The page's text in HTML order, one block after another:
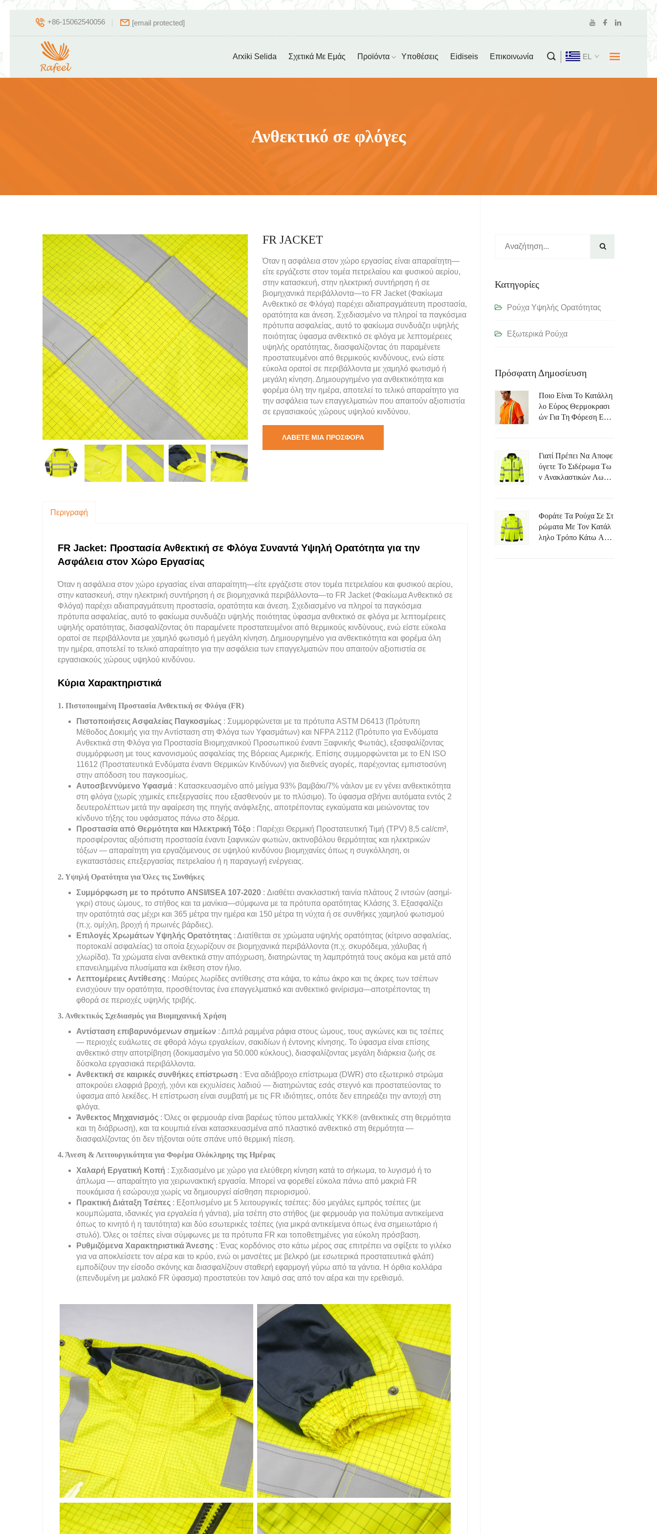
+86-15062540056 [email protected]
Arxiki Selida Σχετικά Με Εμάς Προϊόντα Υποθέσεις Eidiseis Επικοινωνία EL
Ανθεκτικό σε φλόγες
FR JACKET
Όταν η ασφάλεια στον χώρο εργασίας είναι απαραίτητη—
είτε εργάζεστε στον τομέα πετρελαίου και φυσικού αερίου,
στην κατασκευή, στην ηλεκτρική συντήρηση ή σε
βιομηχανικά περιβάλλοντα—το FR Jacket (Φακίωμα
Ανθεκτικό σε Φλόγα) παρέχει αδιαπραγμάτευτη προστασία,
ορατότητα και άνεση. Σχεδιασμένο να πληροί τα παγκόσμια
πρότυπα ασφαλείας, αυτό το φακίωμα συνδυάζει υψηλής
ποιότητας ύφασμα ανθεκτικό σε φλόγα με λεπτομέρειες
υψηλής ορατότητας, διασφαλίζοντας ότι παραμένετε
προστατευμένοι από θερμικούς κινδύνους, ενώ είστε
εύκολα ορατοί σε περιβάλλοντα με χαμηλό φωτισμό ή
μεγάλη κίνηση. Δημιουργημένο για ανθεκτικότητα και
φορέμα όλη την ημέρα, αποτελεί το τελικό απαραίτητο για
την ασφάλεια των επαγγελματιών που απαιτούν αξιοπιστία
σε εργασιακούς χώρους υψηλού κινδύνου.
ΛΆΒΕΤΕ ΜΙΑ ΠΡΟΣΦΟΡΆ
Περιγραφή
FR Jacket: Προστασία Ανθεκτική σε Φλόγα Συναντά Υψηλή Ορατότητα για την
Ασφάλεια στον Χώρο Εργασίας
Όταν η ασφάλεια στον χώρο εργασίας είναι απαραίτητη—είτε εργάζεστε στον τομέα πετρελαίου και φυσικού αερίου,
στην κατασκευή, στην ηλεκτρική συντήρηση ή σε βιομηχανικά περιβάλλοντα—το FR Jacket (Φακίωμα Ανθεκτικό σε
Φλόγα) παρέχει αδιαπραγμάτευτη προστασία, ορατότητα και άνεση. Σχεδιασμένο να πληροί τα παγκόσμια
πρότυπα ασφαλείας, αυτό το φακίωμα συνδυάζει υψηλής ποιότητας ύφασμα ανθεκτικό σε φλόγα με λεπτομέρειες
υψηλής ορατότητας, διασφαλίζοντας ότι παραμένετε προστατευμένοι από θερμικούς κινδύνους, ενώ είστε εύκολα
ορατοί σε περιβάλλοντα με χαμηλό φωτισμό ή μεγάλη κίνηση. Δημιουργημένο για ανθεκτικότητα και φορέμα όλη
την ημέρα, αποτελεί το τελικό απαραίτητο για την ασφάλεια των επαγγελματιών που απαιτούν αξιοπιστία σε
εργασιακούς χώρους υψηλού κινδύνου.
Κύρια Χαρακτηριστικά
1. Πιστοποιημένη Προστασία Ανθεκτική σε Φλόγα (FR)
Πιστοποιήσεις Ασφαλείας Παγκοσμίως : Συμμορφώνεται με τα πρότυπα ASTM D6413 (Πρότυπη
Μέθοδος Δοκιμής για την Αντίσταση στη Φλόγα των Υφασμάτων) και NFPA 2112 (Πρότυπο για Ενδύματα
Ανθεκτικά στη Φλόγα για Προστασία Βιομηχανικού Προσωπικού έναντι Ξαφνικής Φωτιάς), εξασφαλίζοντας
συμμόρφωση με τους κανονισμούς ασφαλείας της Βόρειας Αμερικής. Επίσης συμμορφώνεται με το EN ISO
11612 (Προστατευτικά Ενδύματα έναντι Θερμικών Κινδύνων) για διεθνείς αγορές, παρέχοντας εμπιστοσύνη
στην απόδοση του παγκοσμίως.
Αυτοσβεννύμενο Υφασμά : Κατασκευασμένο από μείγμα 93% βαμβάκι/7% νάιλον με εν γένει ανθεκτικότητα
στη φλόγα (χωρίς χημικές επεξεργασίες που εξασθενούν με το πλύσιμο). Το ύφασμα σβήνει αυτόματα εντός 2
δευτερολέπτων μετά την αφαίρεση της πηγής ανάφλεξης, αποτρέποντας εγκαύματα και μειώνοντας τον
κίνδυνο τήξης του υφάσματος πάνω στο δέρμα.
Προστασία από Θερμότητα και Ηλεκτρική Τόξο : Παρέχει Θερμική Προστατευτική Τιμή (TPV) 8,5 cal/cm²,
προσφέροντας αξιόπιστη προστασία έναντι ξαφνικών φωτιών, ακτινοβόλου θερμότητας και ηλεκτρικών
τόξων — απαραίτητη για εργαζόμενους σε υψηλού κινδύνου βιομηχανίες όπως η συγκόλληση, οι
εγκαταστάσεις επεξεργασίας πετρελαίου ή η παραγωγή ενέργειας.
2. Υψηλή Ορατότητα για Όλες τις Συνθήκες
Συμμόρφωση με το πρότυπο ANSI/ISEA 107-2020 : Διαθέτει ανακλαστική ταινία πλάτους 2 ιντσών (ασημί-
γκρι) στους ώμους, το στήθος και τα μανίκια—σύμφωνα με τα πρότυπα ορατότητας Κλάσης 3. Εξασφαλίζει
την ορατότητά σας μέχρι και 365 μέτρα την ημέρα και 150 μέτρα τη νύχτα ή σε συνθήκες χαμηλού φωτισμού
(π.χ. ομίχλη, βροχή ή πρωινές βάρδιες).
Επιλογές Χρωμάτων Υψηλής Ορατότητας : Διατίθεται σε χρώματα υψηλής ορατότητας (κίτρινο ασφαλείας,
πορτοκαλί ασφαλείας) τα οποία ξεχωρίζουν σε βιομηχανικά περιβάλλοντα (π.χ. σκυρόδεμα, χάλυβας ή
χλωρίδα). Τα χρώματα είναι ανθεκτικά στην απόχρωση, διατηρώντας τη λαμπρότητά τους ακόμα και μετά από
επανειλημμένα πλυσίματα και έκθεση στον ήλιο.
Λεπτομέρειες Αντίθεσης : Μαύρες λωρίδες αντίθεσης στα κάψα, το κάτω άκρο και τις άκρες των τσέπων
ενισχύουν την ορατότητα, προσθέτοντας ένα επαγγελματικό και ανθεκτικό φινίρισμα—αποτρέποντας τη
φθορά σε περιοχές υψηλής τριβής.
3. Ανθεκτικός Σχεδιασμός για Βιομηχανική Χρήση
Αντίσταση επιβαρυνόμενων σημείων : Διπλά ραμμένα ράφια στους ώμους, τους αγκώνες και τις τσέπες
— περιοχές ευάλωτες σε φθορά λόγω εργαλείων, σακιδίων ή έντονης κίνησης. Το ύφασμα είναι επίσης
ανθεκτικό στην αποτρίβηση (δοκιμασμένο για 50.000 κύκλους), διασφαλίζοντας μεγάλη διάρκεια ζωής σε
δύσκολα εργασιακά περιβάλλοντα.
Ανθεκτική σε καιρικές συνθήκες επίστρωση : Ένα αδιάβροχο επίστρωμα (DWR) στο εξωτερικό στρώμα
αποκρούει ελαφριά βροχή, χιόνι και εκχυλίσεις λαδιού — διατηρώντας εσάς στεγνό και προστατεύοντας το
ύφασμα από λεκέδες. Η επίστρωση είναι συμβατή με τις FR ιδιότητες, οπότε δεν επηρεάζει την αντοχή στη
φλόγα.
Άνθεκτος Μηχανισμός : Όλες οι φερμουάρ είναι βαρέως τύπου μεταλλικές YKK® (ανθεκτικές στη θερμότητα
και τη διάβρωση), και τα κουμπιά είναι κατασκευασμένα από πλαστικό ανθεκτικό στη θερμότητα —
διασφαλίζοντας ότι δεν τήξονται ούτε σπάνε υπό θερμική πίεση.
4. Άνεση & Λειτουργικότητα για Φορέμα Ολόκληρης της Ημέρας
Χαλαρή Εργατική Κοπή : Σχεδιασμένο με χώρο για ελεύθερη κίνηση κατά το σήκωμα, το λυγισμό ή το
άπλωμα — απαραίτητο για χειρωνακτική εργασία. Μπορεί να φορεθεί εύκολα πάνω από μακριά FR
πουκάμισα ή εσώρουχα χωρίς να δημιουργεί αίσθηση περιορισμού.
Πρακτική Διάταξη Τσέπες : Εξοπλισμένο με 5 λειτουργικές τσέπες: δύο μεγάλες εμπρός τσέπες (με
κουμπώματα, ιδανικές για εργαλεία ή γάντια), μία τσέπη στο στήθος (με φερμουάρ για πολύτιμα αντικείμενα
όπως το κινητό ή η ταυτότητα) και δύο εσωτερικές τσέπες (για μικρά αντικείμενα όπως ένα σημειωτάριο ή
στυλό). Όλες οι τσέπες είναι σύμφωνες με τα πρότυπα FR και τοποθετημένες για εύκολη πρόσβαση.
Ρυθμιζόμενα Χαρακτηριστικά Άνεσης : Ένας κορδόνιος στο κάτω μέρος σας επιτρέπει να σφίξετε το γιλέκο
για να αποκλείσετε τον αέρα και το κρύο, ενώ οι μανσέτες με βελκρό (με εσωτερικά προστατευτικά φλάπ)
εμποδίζουν την είσοδο σκόνης και διασφαλίζουν σταθερή εφαρμογή γύρω από τα γάντια. Η όρθια κολλάρα
(επενδυμένη με μαλακό FR ύφασμα) προστατεύει τον λαιμό σας από τον αέρα και την ερεθισμό.

Κατηγορίες
Ρούχα Υψηλής Ορατότητας
Εξωτερικά Ρούχα
Πρόσφατη Δημοσίευση
Ποιο Είναι Το Κατάλλη
Λο Εύρος Θερμοκρασι
Ών Για Τη Φόρεση Εργ
(Hi-Vis FR);
Γιατί Πρέπει Να Αποφε
Ύγετε Το Σιδέρωμα Τω
Ν Ανακλαστικών Λωρίδ
Φοράτε Τα Ρούχα Σε Στ
Ρώματα Με Τον Κατάλ
Ληλο Τρόπο Κάτω Από